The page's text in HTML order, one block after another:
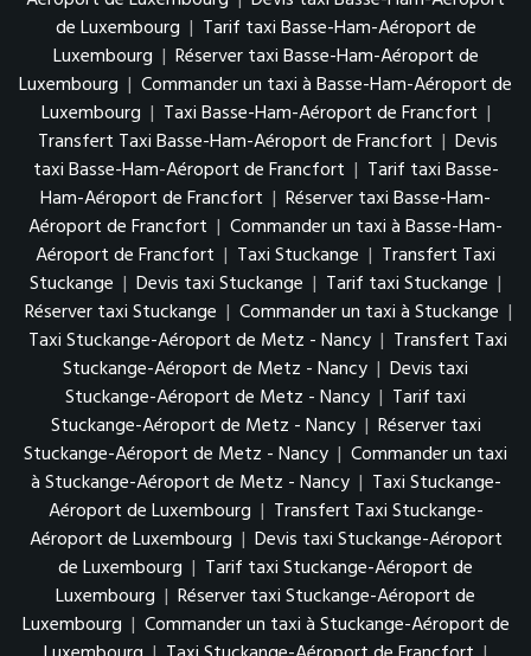
de Luxembourg | Tarif taxi Basse-Ham-Aéroport de
Luxembourg | Réserver taxi Basse-Ham-Aéroport de
Luxembourg | Commander un taxi à Basse-Ham-Aéroport de
Luxembourg | Taxi Basse-Ham-Aéroport de Francfort |
Transfert Taxi Basse-Ham-Aéroport de Francfort | Devis
taxi Basse-Ham-Aéroport de Francfort | Tarif taxi Basse-
Ham-Aéroport de Francfort | Réserver taxi Basse-Ham-
Aéroport de Francfort | Commander un taxi à Basse-Ham-
Aéroport de Francfort | Taxi Stuckange | Transfert Taxi
Stuckange | Devis taxi Stuckange | Tarif taxi Stuckange |
Réserver taxi Stuckange | Commander un taxi à Stuckange |
Taxi Stuckange-Aéroport de Metz - Nancy | Transfert Taxi
Stuckange-Aéroport de Metz - Nancy | Devis taxi
Stuckange-Aéroport de Metz - Nancy | Tarif taxi
Stuckange-Aéroport de Metz - Nancy | Réserver taxi
Stuckange-Aéroport de Metz - Nancy | Commander un taxi
à Stuckange-Aéroport de Metz - Nancy | Taxi Stuckange-
Aéroport de Luxembourg | Transfert Taxi Stuckange-
Aéroport de Luxembourg | Devis taxi Stuckange-Aéroport
de Luxembourg | Tarif taxi Stuckange-Aéroport de
Luxembourg | Réserver taxi Stuckange-Aéroport de
Luxembourg | Commander un taxi à Stuckange-Aéroport de